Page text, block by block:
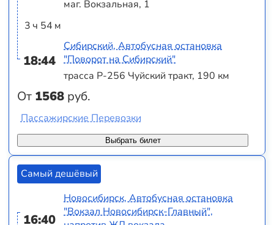
3 ч 54 м
18:44
От 1568 руб.
маг. Вокзальная, 1
Сибирский, Автобусная остановка
"Поворот на Сибирский"
трасса Р-256 Чуйский тракт, 190 км
Выбрать билет
Пассажирские Перевозки
Самый дешёвый
16:40
Новосибирск, Автобусная остановка
"Вокзал Новосибирск-Главный",